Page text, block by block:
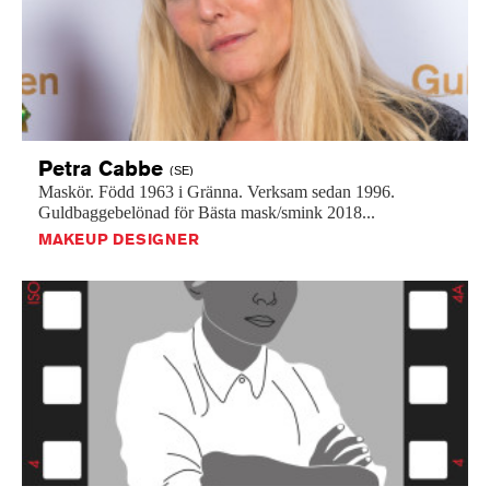
Petra Cabbe (SE)
Maskör. Född 1963 i Gränna. Verksam sedan 1996.
Guldbaggebelönad för Bästa mask/smink 2018...
MAKEUP DESIGNER